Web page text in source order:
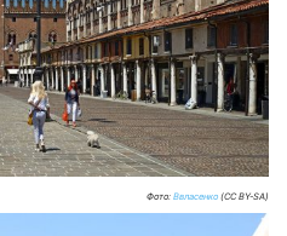
Фото: Ввласенко (CC BY-SA)